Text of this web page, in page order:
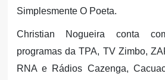
Simplesmente O Poeta.
Christian Nogueira conta
programas da TPA, TV Zimbo,
RNA e Rádios Cazenga,